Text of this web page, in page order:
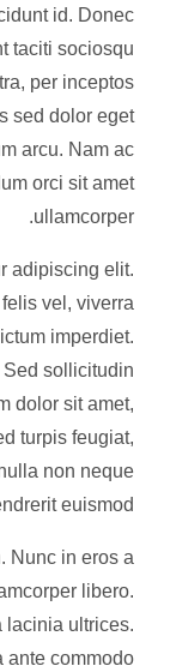
id. Donec
taciti sociosqu
per inceptos
sed dolor eget
arcu. Nam ac
orci sit amet
ullamcorper.
adipiscing elit.
vel, viverra
imperdiet.
sollicitudin
dolor sit amet,
turpis feugiat,
non neque
euismod.
Nunc in eros a
libero.
lacinia ultrices.
ante commodo